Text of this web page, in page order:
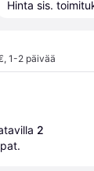
Hinta sis.
, 1-2 päivää
2
.